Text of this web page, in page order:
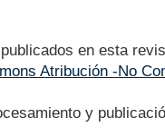
en esta
Atribución -No
y